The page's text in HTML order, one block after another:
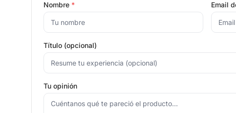
Nombre * Email
Título (opcional)
Tu opinión